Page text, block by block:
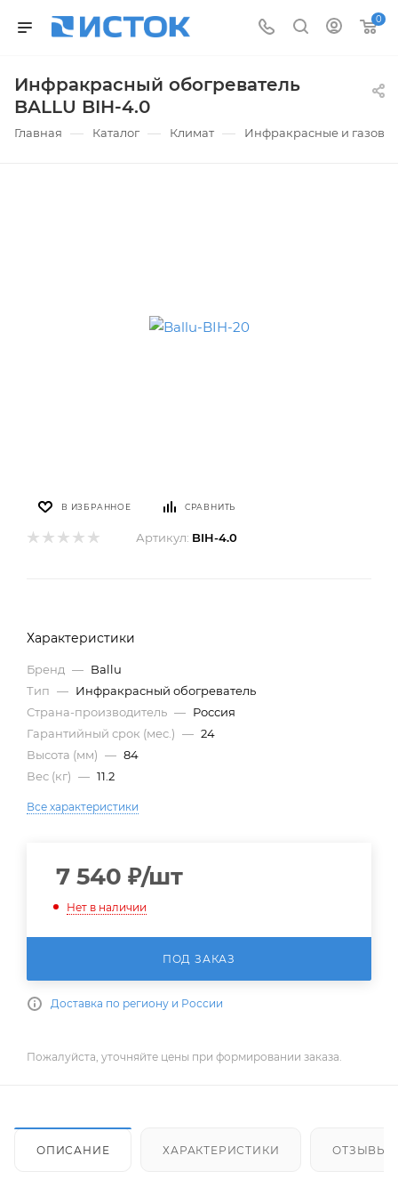
0
Инфракрасный обогреватель
BALLU BIH-4.0
Главная — Каталог — Климат — Инфракрасные и
В ИЗБРАННОЕ СРАВНИТЬ
Артикул: BIH-4.0
Характеристики
Бренд — Ballu
Тип — Инфракрасный обогреватель
Страна-производитель — Россия
Гарантийный срок (мес.) — 24
Высота (мм) — 84
Вес (кг) — 11.2
Все характеристики
7 540 ₽/шт
Нет в наличии
ПОД ЗАКАЗ
Доставка по региону и России
Пожалуйста, уточняйте цены при формировании заказа.
ОПИСАНИЕ ХАРАКТЕРИСТИКИ ОТЗЫВЫ